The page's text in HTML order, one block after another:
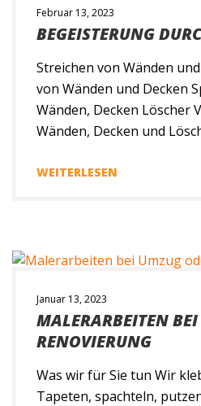
Februar 13, 2023
BEGEISTERUNG
Streichen von Wänden
von Wänden und Decken
Wänden, Decken Löscher
Wänden, Decken und
auf unsere jahrelange
how, setzen wir die
WEITERLESEN
Januar 13, 2023
MALERARBEITEN
RENOVIERUNG
Was wir für Sie tun Wir
Tapeten, spachteln,